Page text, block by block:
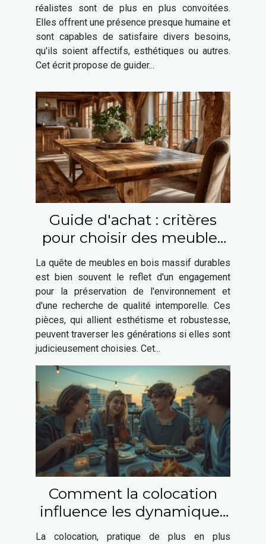
réalistes sont de plus en plus convoitées.
Elles offrent une présence presque humaine et
sont capables de satisfaire divers besoins,
qu'ils soient affectifs, esthétiques ou autres.
Cet écrit propose de guider...
Guide d'achat : critères
pour choisir des meubles
en bois massif durables
La quête de meubles en bois massif durables
est bien souvent le reflet d'un engagement
pour la préservation de l'environnement et
d'une recherche de qualité intemporelle. Ces
pièces, qui allient esthétisme et robustesse,
peuvent traverser les générations si elles sont
judicieusement choisies. Cet...
Comment la colocation
influence les dynamiques
sociales contemporaines
La colocation, pratique de plus en plus